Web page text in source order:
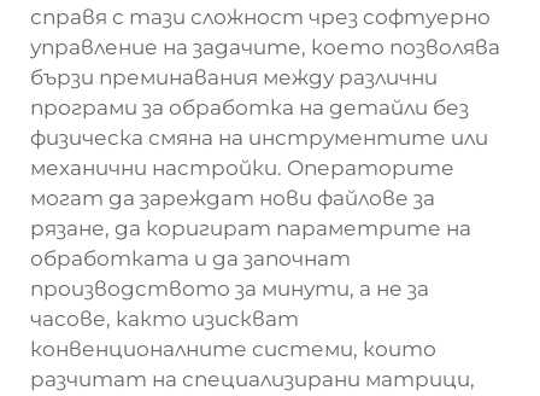
справя с тази сложност чрез софтуерно
управление на задачите, което позволява
бързи преминавания между различни
програми за обработка на детайли без
физическа смяна на инструментите или
механични настройки. Операторите
могат да зареждат нови файлове за
рязане, да коригират параметрите на
обработката и да започнат
производството за минути, а не за
часове, както изискват
конвенционалните системи, които
разчитат на специализирани матрици,